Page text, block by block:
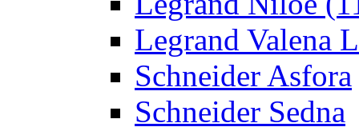
Legrand Valena
Schneider Asfora
Schneider Sedna